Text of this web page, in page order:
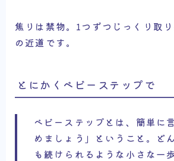
焦りは禁物。1つずつじっくり取
の近道です。
とにかくベビーステップで
ベビーステップとは、簡単に
めましょう」ということ。ど
も続けられるような小さな一